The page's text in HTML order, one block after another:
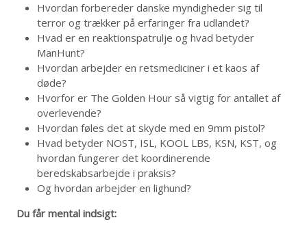
Hvordan forbereder danske myndigheder sig til
terror og trækker på erfaringer fra udlandet?
Hvad er en reaktionspatrulje og hvad betyder
ManHunt?
Hvordan arbejder en retsmediciner i et kaos af
døde?
Hvorfor er The Golden Hour så vigtig for antallet af
overlevende?
Hvordan føles det at skyde med en 9mm pistol?
Hvad betyder NOST, ISL, KOOL LBS, KSN, KST, og
hvordan fungerer det koordinerende
beredskabsarbejde i praksis?
Og hvordan arbejder en lighund?
Du får mental indsigt: